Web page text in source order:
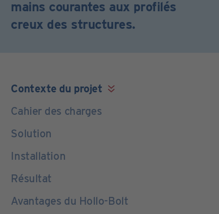
mains courantes aux profilés
creux des structures.
Contexte du projet
Cahier des charges
Solution
Installation
Résultat
Avantages du Hollo-Bolt